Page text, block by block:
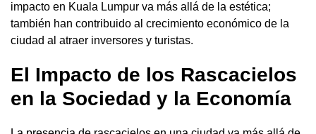
impacto en Kuala Lumpur va más allá de la estética;
también han contribuido al crecimiento económico de la
ciudad al atraer inversores y turistas.
El Impacto de los Rascacielos
en la Sociedad y la Economía